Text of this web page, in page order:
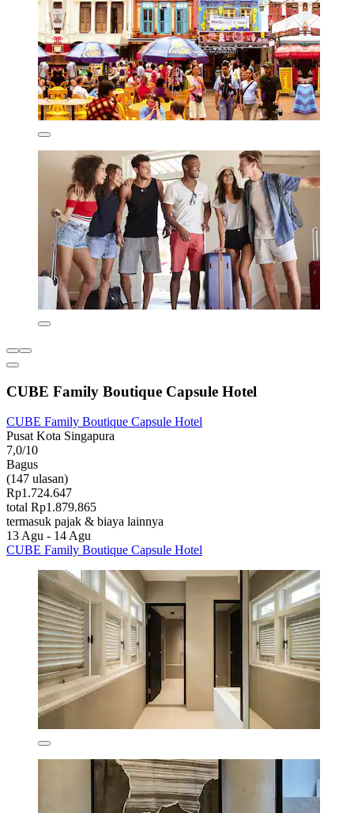
CUBE Family Boutique Capsule Hotel
CUBE Family Boutique Capsule Hotel
Pusat Kota Singapura
7,0/10
Bagus
(147 ulasan)
Rp1.724.647
total Rp1.879.865
termasuk pajak & biaya lainnya
13 Agu - 14 Agu
CUBE Family Boutique Capsule Hotel